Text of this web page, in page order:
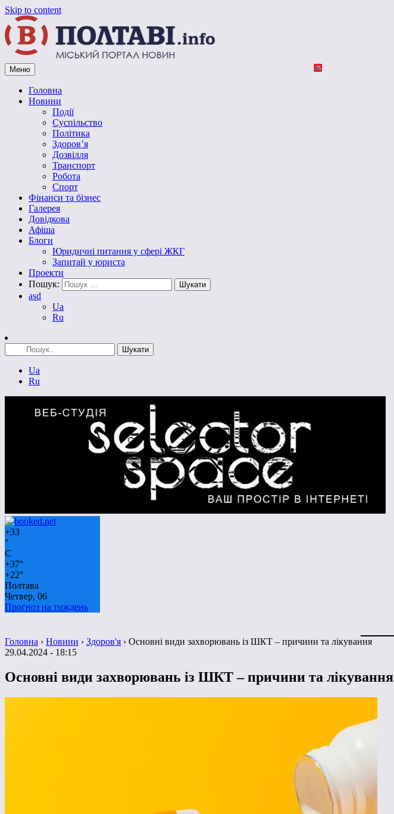
Skip to content
Vpoltave.info
Полтавський портал новин
Меню
Головна
Новини
Події
Суспільство
Політика
Здоров’я
Дозвілля
Транспорт
Робота
Спорт
Фінанси та бізнес
Галерея
Довідкова
Афіша
Блоги
Юридичні питання у сфері ЖКГ
Запитай у юриста
Проекти
Пошук:
asd
Ua
Ru
Ua
Ru
+33
°
C
+37°
+22°
Полтава
Четвер, 06
Прогноз на тиждень
Головна › Новини › Здоров'я › Основні види захворювань із ШКТ – причини та лікування
29.04.2024 - 18:15
Основні види захворювань із ШКТ – причини та лікування